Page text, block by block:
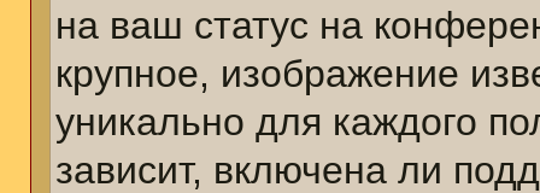
на ваш статус на
крупное, изображение
уникально для каждого
зависит, включена ли